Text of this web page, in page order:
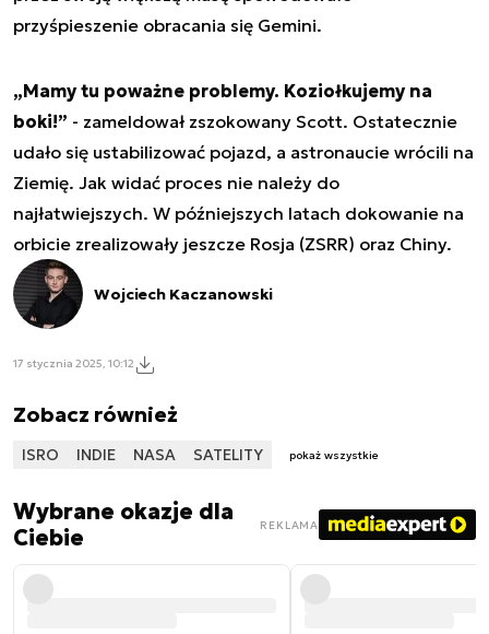
przyśpieszenie obracania się Gemini.
„Mamy tu poważne problemy. Koziołkujemy na
boki!” - zameldował zszokowany Scott. Ostatecznie
udało się ustabilizować pojazd, a astronaucie wrócili na
Ziemię. Jak widać proces nie należy do
najłatwiejszych. W późniejszych latach dokowanie na
orbicie zrealizowały jeszcze Rosja (ZSRR) oraz Chiny.
Wojciech Kaczanowski
17 stycznia 2025, 10:12
Zobacz również
ISRO INDIE NASA SATELITY pokaż wszystkie
Wybrane okazje dla
Ciebie
REKLAMA